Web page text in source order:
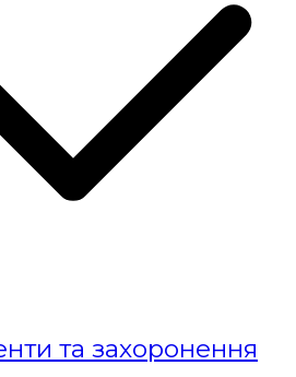
та захоронення